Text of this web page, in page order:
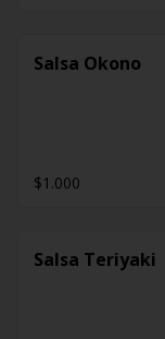
Salsa Okono
$1.000
Salsa Teriyaki